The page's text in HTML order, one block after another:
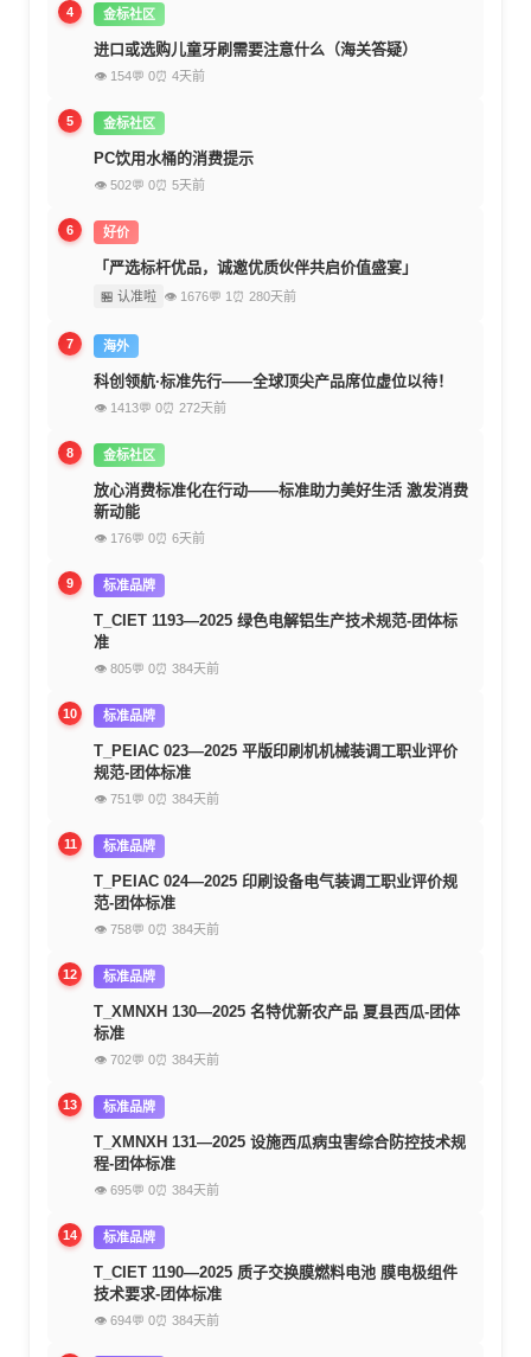
4 金标社区
进口或选购儿童牙刷需要注意什么（海关答疑）
👁 154💬 0⏰ 4天前
5 金标社区
PC饮用水桶的消费提示
👁 502💬 0⏰ 5天前
6 好价
「严选标杆优品，诚邀优质伙伴共启价值盛宴」
🏪 认准啦 👁 1676💬 1 ⏰ 280天前
7 海外
科创领航·标准先行——全球顶尖产品席位虚位以待！
👁 1413💬 0⏰ 272天前
8 金标社区
放心消费标准化在行动——标准助力美好生活 激发消费
新动能
👁 176💬 0⏰ 6天前
9 标准品牌
T_CIET 1193—2025 绿色电解铝生产技术规范-团体标
准
👁 805💬 0⏰ 384天前
10 标准品牌
T_PEIAC 023—2025 平版印刷机机械装调工职业评价
规范-团体标准
👁 751 💬 0⏰ 384天前
11 标准品牌
T_PEIAC 024—2025 印刷设备电气装调工职业评价规
范-团体标准
👁 758💬 0⏰ 384天前
12 标准品牌
T_XMNXH 130—2025 名特优新农产品 夏县西瓜-团体
标准
👁 702💬 0⏰ 384天前
13 标准品牌
T_XMNXH 131—2025 设施西瓜病虫害综合防控技术规
程-团体标准
👁 695💬 0⏰ 384天前
14 标准品牌
T_CIET 1190—2025 质子交换膜燃料电池 膜电极组件
技术要求-团体标准
👁 694💬 0⏰ 384天前